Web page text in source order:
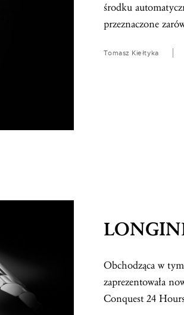
środku
przeznaczone
Tomasz Kiełtyka
Obchodząca w
zaprezentowała
Conquest 24